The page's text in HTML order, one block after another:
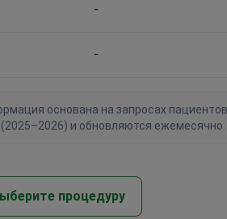
-
-
основана на запросах
и обновляются
процедуру